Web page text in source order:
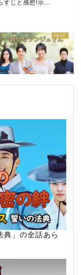
すじと感想!示...
典」の全話あら